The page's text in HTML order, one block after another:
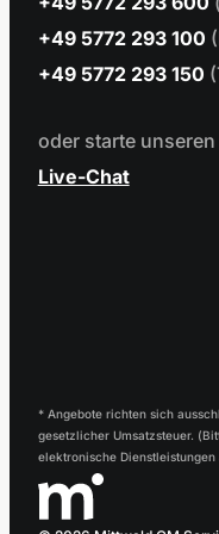
+49 5772 293 100
+49 5772 293 150
oder starte unseren
Live-Chat
* Angebote richten sich
gesetzlicher Umsatzsteuer.
elektronische